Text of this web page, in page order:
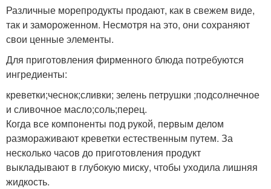
Различные морепродукты продают, как в свежем виде,
так и замороженном. Несмотря на это, они сохраняют
свои ценные элементы.
Для приготовления фирменного блюда потребуются
ингредиенты:
креветки;чеснок;сливки; зелень петрушки ;подсолнечное
и сливочное масло;соль;перец.
Когда все компоненты под рукой, первым делом
размораживают креветки естественным путем. За
несколько часов до приготовления продукт
выкладывают в глубокую миску, чтобы уходила лишняя
жидкость.